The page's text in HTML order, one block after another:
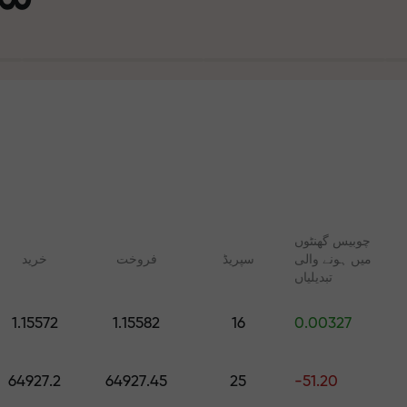
تجارت
آپ کا
خرید فروخت سپریڈ
چوبیس گھنٹوں
میں ہونے والی
تبدیلیاں
1.15572 1.15582 16 0.00327
64927.2 64927.45 25 -51.20
مراحل کے لیے کورسز اور ویبنرز
روزانہ کی پیش گوئیاں